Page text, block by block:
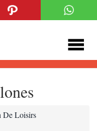
De Loisirs